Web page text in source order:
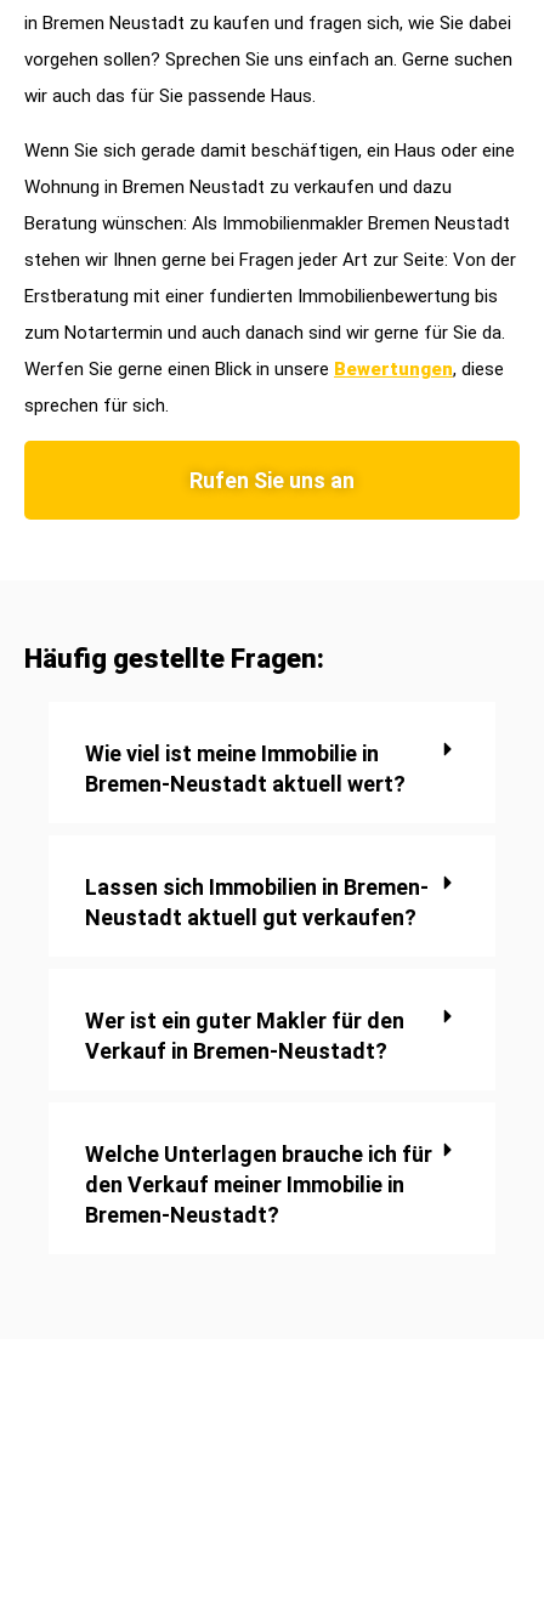
in Bremen Neustadt zu kaufen und fragen sich, wie Sie dabei
vorgehen sollen? Sprechen Sie uns einfach an. Gerne suchen
wir auch das für Sie passende Haus.
Wenn Sie sich gerade damit beschäftigen, ein Haus oder eine
Wohnung in Bremen Neustadt zu verkaufen und dazu
Beratung wünschen: Als Immobilienmakler Bremen Neustadt
stehen wir Ihnen gerne bei Fragen jeder Art zur Seite: Von der
Erstberatung mit einer fundierten Immobilienbewertung bis
zum Notartermin und auch danach sind wir gerne für Sie da.
Werfen Sie gerne einen Blick in unsere Bewertungen, diese
sprechen für sich.
Rufen Sie uns an
Häufig gestellte Fragen:
Wie viel ist meine Immobilie in
Bremen-Neustadt aktuell wert?
Lassen sich Immobilien in Bremen-
Neustadt aktuell gut verkaufen?
Wer ist ein guter Makler für den
Verkauf in Bremen-Neustadt?
Welche Unterlagen brauche ich für
den Verkauf meiner Immobilie in
Bremen-Neustadt?